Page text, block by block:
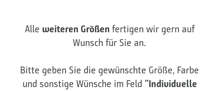
Alle weiteren Größen fertigen wir gern auf
Wunsch für Sie an.
Bitte geben Sie die gewünschte Größe, Farbe
und sonstige Wünsche im Feld "Individuelle